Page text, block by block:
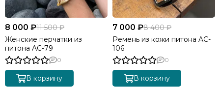
8 000 ₽11 500 ₽
Женские перчатки из
питона AC-79
0
В корзину
7 000 ₽8 400 ₽
Ремень из кожи питона AC-
106
0
В корзину